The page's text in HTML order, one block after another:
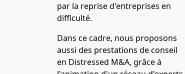
par la reprise d'entreprises en
difficulté.
Dans ce cadre, nous proposons
aussi des prestations de conseil
en Distressed M&A, grâce à